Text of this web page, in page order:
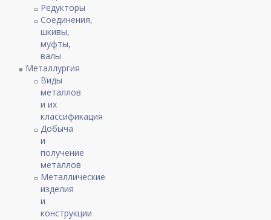
Редукторы
Соединения,
шкивы,
муфты,
валы
Металлургия
Виды
металлов
и их
классификация
Добыча
и
получение
металлов
Металлические
изделия
и
конструкции